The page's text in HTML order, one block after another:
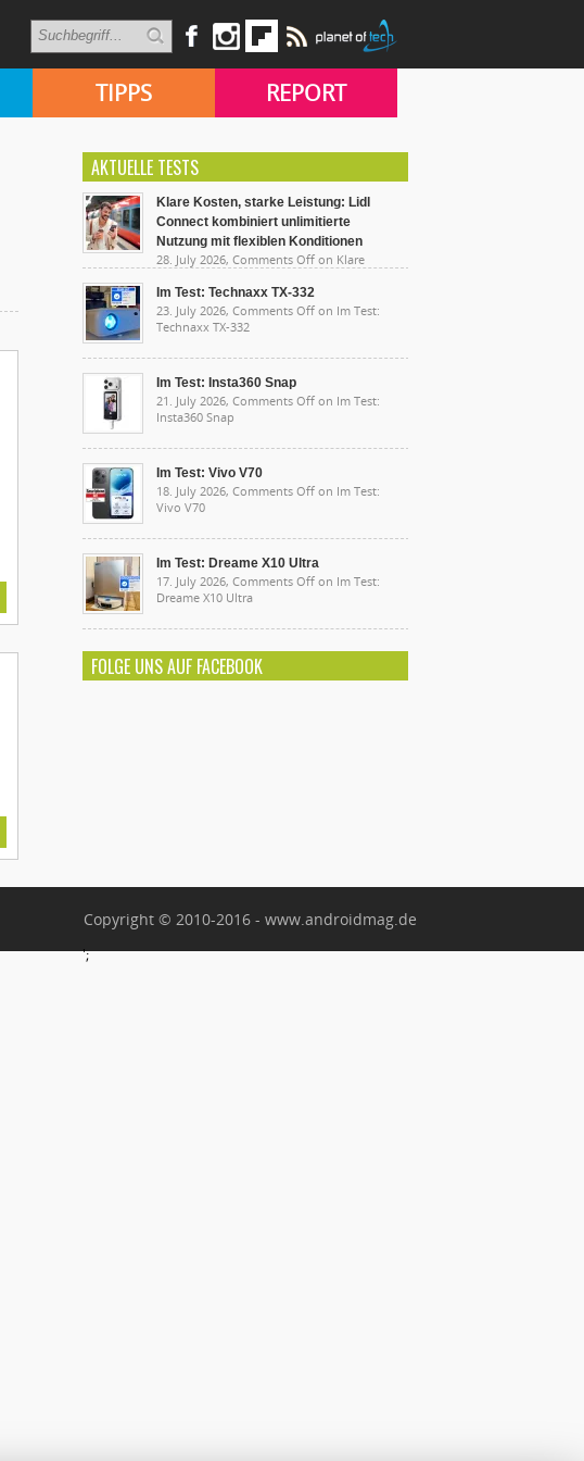
TIPPS REPORT
AKTUELLE TESTS
Klare Kosten, starke Leistung: Lidl
Connect kombiniert unlimitierte
Nutzung mit flexiblen Konditionen
28. July 2026, Comments Off on Klare
unlimitierte Nutzung mit flexiblen Konditionen
Im Test: Technaxx TX-332
23. July 2026, Comments Off on Im Test:
Technaxx TX-332
Im Test: Insta360 Snap
21. July 2026, Comments Off on Im Test:
Insta360 Snap
Im Test: Vivo V70
18. July 2026, Comments Off on Im Test:
Vivo V70
Im Test: Dreame X10 Ultra
17. July 2026, Comments Off on Im Test:
Dreame X10 Ultra
FOLGE UNS AUF FACEBOOK
';
Copyright © 2010-2016 - www.androidmag.de